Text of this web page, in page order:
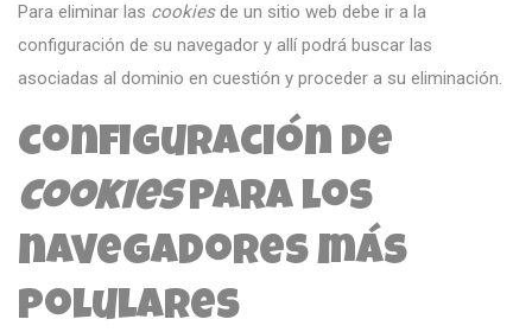
Para eliminar las cookiesde un sitio web debe ir a la
configuración de su navegador y allí podrá buscar las
asociadas al dominio en cuestión y proceder a su eliminación.
Configuración de
cookiespara los
navegadores más
polulares